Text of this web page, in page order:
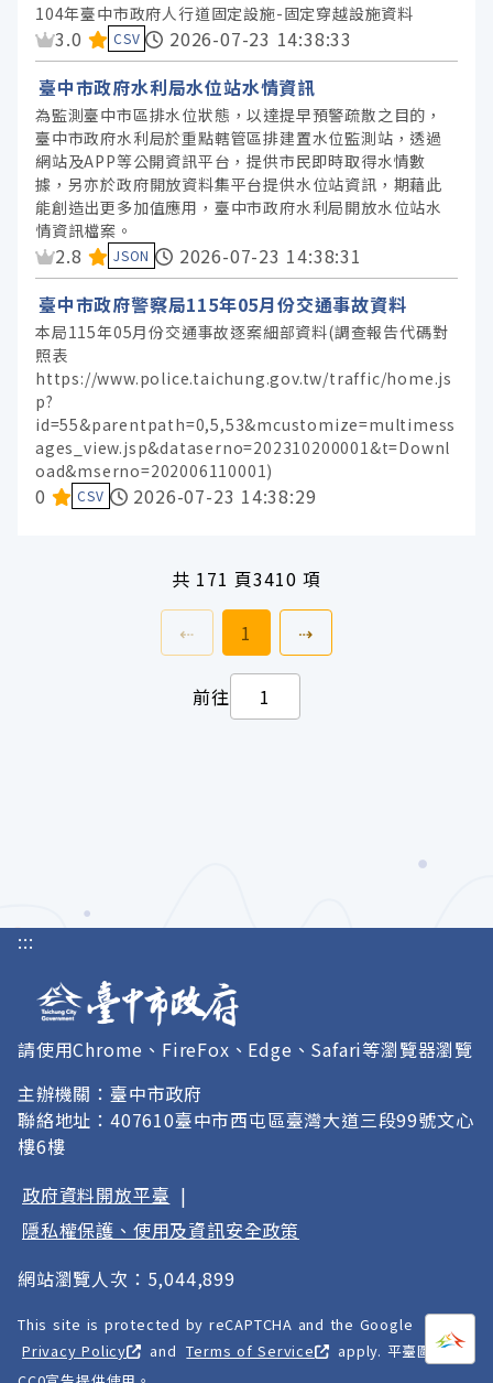
104年臺中市政府人行道固定設施-固定穿越設施資料
資料集評分：
3.0 CSV
2026-07-23 14:38:33
臺中市政府水利局水位站水情資訊
為監測臺中市區排水位狀態，以達提早預警疏散之目的，
臺中市政府水利局於重點轄管區排建置水位監測站，透過
網站及APP等公開資訊平台，提供市民即時取得水情數
據，另亦於政府開放資料集平台提供水位站資訊，期藉此
能創造出更多加值應用，臺中市政府水利局開放水位站水
情資訊檔案。
資料集評分：
2.8 JSON
2026-07-23 14:38:31
臺中市政府警察局115年05月份交通事故資料
本局115年05月份交通事故逐案細部資料(調查報告代碼對
照表
https://www.police.taichung.gov.tw/traffic/home.js
p?
id=55&parentpath=0,5,53&mcustomize=multimess
ages_view.jsp&dataserno=202310200001&t=Downl
oad&mserno=202006110001)
資料集評分：
0 CSV 2026-07-23 14:38:29
共 171 頁3410 項
⇠ 上一頁前往
1 ⇢下一頁
前往
打開
:::
請使用Chrome、FireFox、Edge、Safari等瀏覽器瀏覽
主辦機關：臺中市政府
聯絡地址：407610臺中市西屯區臺灣大道三段99號文心
樓6樓
政府資料開放平臺 |
隱私權保護、使用及資訊安全政策
網站瀏覽人次：5,044,899
This site is protected by reCAPTCHA and the Google
Privacy Policy
and Terms of Service
apply. 平臺圖像以